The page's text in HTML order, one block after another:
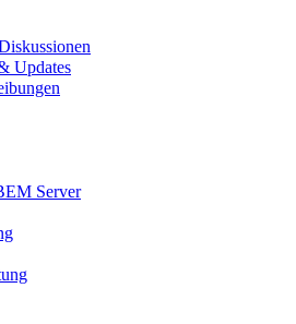
Updates
Server